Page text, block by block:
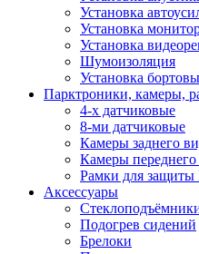
Установка
Установка
Установка
Шумоизоляция
Установка
Парктроники, камеры,
4-х датчиковые
8-ми датчиковые
Камеры заднего
Камеры переднего
Рамки для защиты
Аксессуары
Подогрев сидений
Брелоки